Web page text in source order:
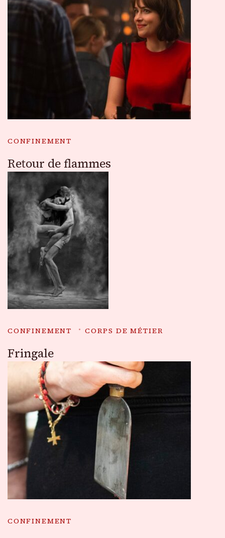
CONFINEMENT
Retour de flammes
CONFINEMENT CORPS DE MÉTIER
Fringale
CONFINEMENT